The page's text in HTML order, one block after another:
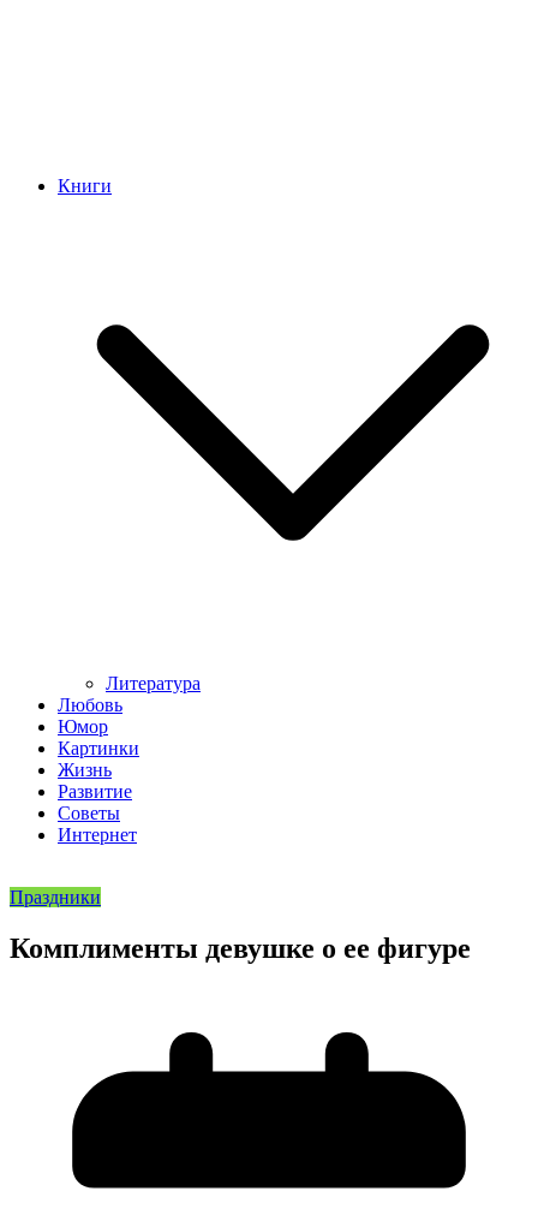
Книги
Литература
Любовь
Юмор
Картинки
Жизнь
Развитие
Советы
Интернет
Праздники
Комплименты девушке о ее фигуре